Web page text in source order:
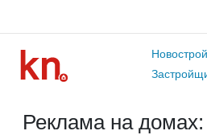
Реклама на